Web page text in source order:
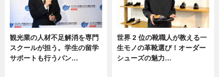
観光業の人材不足解消を専門
スクールが担う。学生の留学
サポートも行うバン…
世界 2 位の靴職人が教える一
生モノの革靴選び！オーダー
シューズの魅力…